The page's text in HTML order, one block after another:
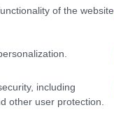
of the website
including
other user protection.